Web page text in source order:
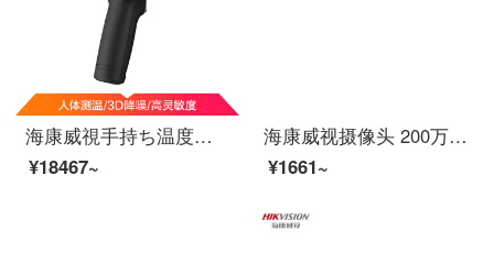
海康威視手持ち温度測定器の高精度視認温度赤外線熱結像器のオフライン温度分析TB-3117-3/U
¥18467~
海康威视摄像头 200万监控 1080P网络高清监控摄像头 带POE红外夜视30米半球摄像机 2.8MM焦距DS-IPC-T12-I
¥1661~